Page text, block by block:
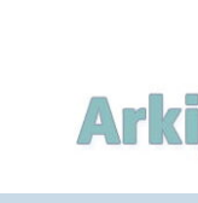
contenido